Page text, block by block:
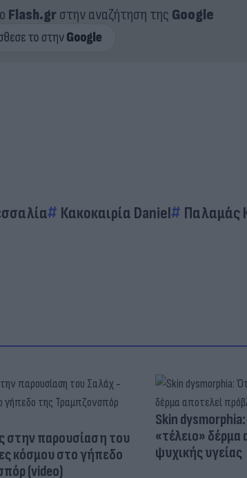
Flash.grστην αναζήτηση της Google
Κακοκαιρία Daniel
Παλαμάς
στην παρουσίαση του
κόσμου στο γήπεδο
(video)
Skin
«τέλειο»
ψυχικής υγείας